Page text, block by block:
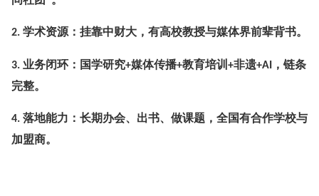
2. 学术资源：挂靠中财大，有高校教授与媒体界前辈背书。
3. 业务闭环：国学研究+媒体传播+教育培训 +非遗+AI
，链条
完整。
4. 落地能力：长期办会、出书、做课题，全国有合作学校与
加盟商。